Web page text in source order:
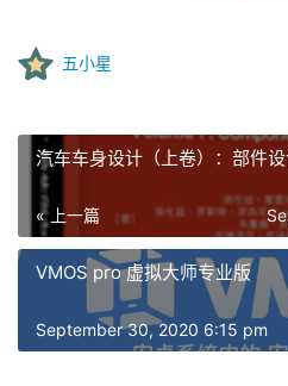
五小星
汽车车身设计（上卷）：部件
« 上一篇
VMOS pro 虚拟大师专业版
September 30, 2020 6:15 pm